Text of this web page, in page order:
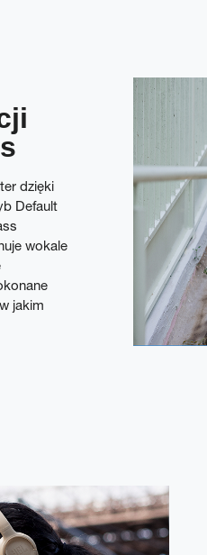
dzięki
Default
wokale
jakim